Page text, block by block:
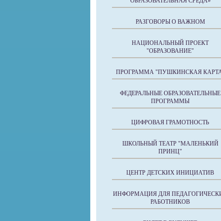
РАЗГОВОРЫ О ВАЖНОМ
НАЦИОНАЛЬНЫЙ ПРОЕКТ
"ОБРАЗОВАНИЕ"
ПРОГРАММА "ПУШКИНСКАЯ
ФЕДЕРАЛЬНЫЕ ОБРАЗОВАТЕЛЬНЫЕ
ПРОГРАММЫ
ЦИФРОВАЯ ГРАМОТНОСТЬ
ШКОЛЬНЫЙ ТЕАТР "МАЛЕНЬКИЙ
ПРИНЦ"
ЦЕНТР ДЕТСКИХ ИНИЦИАТИВ
ИНФОРМАЦИЯ ДЛЯ
РАБОТНИКОВ